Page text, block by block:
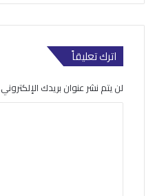
اترك تعليقاً
لن يتم نشر عنوان بريدك